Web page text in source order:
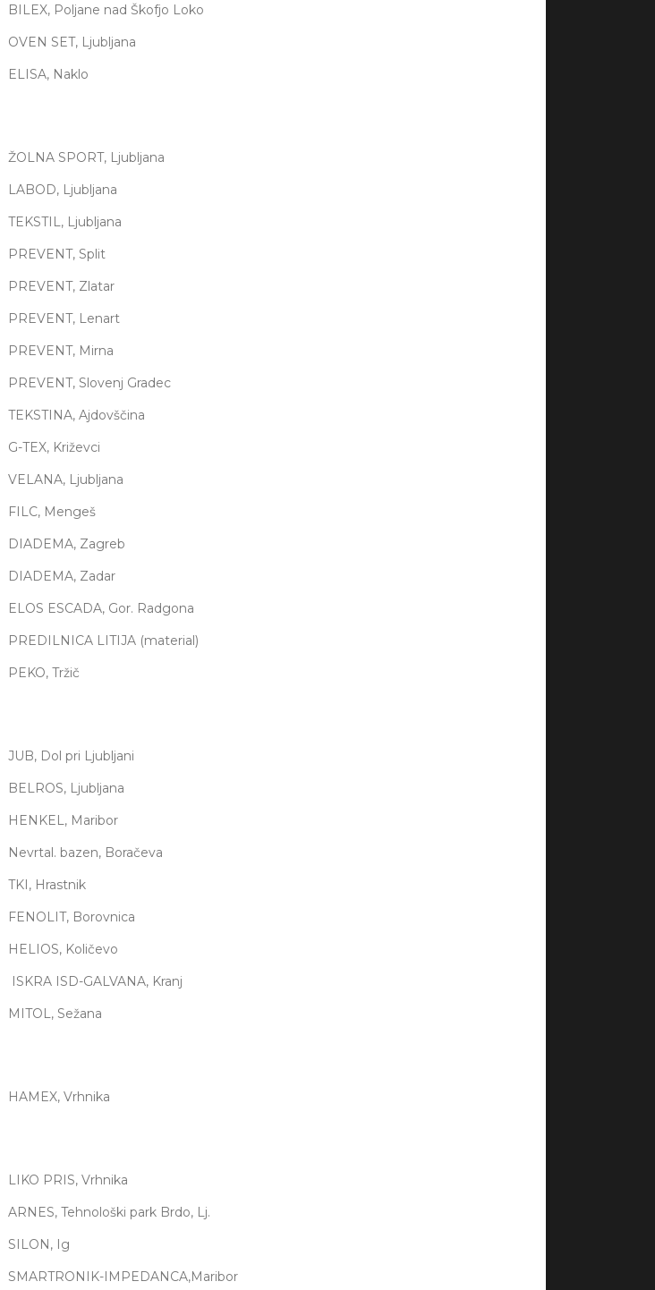
BILEX, Poljane nad Škofjo Loko
OVEN SET, Ljubljana
ELISA, Naklo
ŽOLNA SPORT, Ljubljana
LABOD, Ljubljana
TEKSTIL, Ljubljana
PREVENT, Split
PREVENT, Zlatar
PREVENT, Lenart
PREVENT, Mirna
PREVENT, Slovenj Gradec
TEKSTINA, Ajdovščina
G-TEX, Križevci
VELANA, Ljubljana
FILC, Mengeš
DIADEMA, Zagreb
DIADEMA, Zadar
ELOS ESCADA, Gor. Radgona
PREDILNICA LITIJA (material)
PEKO, Tržič
JUB, Dol pri Ljubljani
BELROS, Ljubljana
HENKEL, Maribor
Nevrtal. bazen, Boračeva
TKI, Hrastnik
FENOLIT, Borovnica
HELIOS, Količevo
ISKRA ISD-GALVANA, Kranj
MITOL, Sežana
HAMEX, Vrhnika
LIKO PRIS, Vrhnika
ARNES, Tehnološki park Brdo, Lj.
SILON, Ig
SMARTRONIK-IMPEDANCA,Maribor